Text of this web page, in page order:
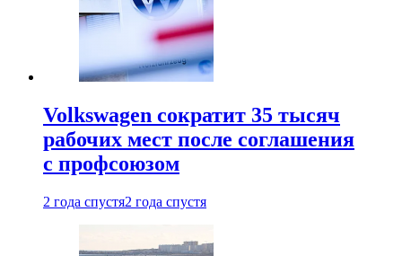
Volkswagen сократит 35 тысяч
рабочих мест после соглашения
с профсоюзом
2 года спустя2 года спустя